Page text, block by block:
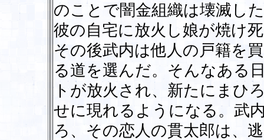
のことで闇金組織は壊滅し
彼の自宅に放火し娘が焼け
その後武内は他人の戸籍を
る道を選んだ。そんなある
トが放火され、新たにまひ
せに現れるようになる。武
ろ、その恋人の貫太郎は、